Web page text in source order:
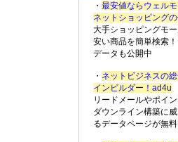
・ 最安値ならウェル
ネットショッピング
大手ショッピングモ
安い商品を簡単検索
データも公開中
・ ネットビジネスの
インビルダー！ad4u
リードメールやポイ
ダウンライン構築に
るデータページが無料